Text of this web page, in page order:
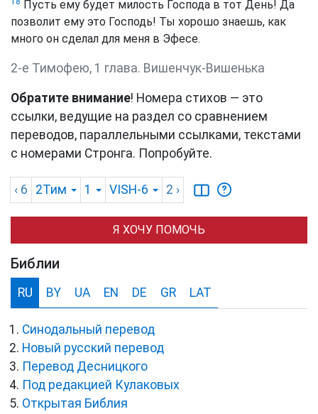
Пусть ему будет милость Господа в тот День! Да
позволит ему это Господь! Ты хорошо знаешь, как
много он сделал для меня в Эфесе.
2-е Тимофею, 1 глава. Вишенчук-Вишенька
Обратите внимание! Номера стихов — это
ссылки, ведущие на раздел со сравнением
переводов, параллельными ссылками, текстами
с номерами Стронга. Попробуйте.
‹ 6 2Тим 1 VISH-6 2 ›
Я ХОЧУ ПОМОЧЬ
Библии
RU BY UA EN DE GR LAT
Синодальный перевод
Новый русский перевод
Перевод Десницкого
Под редакцией Кулаковых
Открытая Библия